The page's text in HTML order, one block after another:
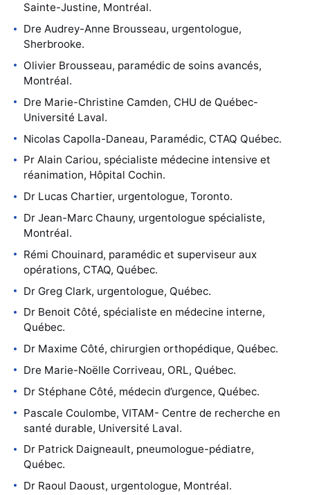
Sainte-Justine, Montréal.
Dre Audrey-Anne Brousseau, urgentologue,
Sherbrooke.
Olivier Brousseau, paramédic de soins avancés,
Montréal.
Dre Marie-Christine Camden, CHU de Québec-
Université Laval.
Nicolas Capolla-Daneau, Paramédic, CTAQ Québec.
Pr Alain Cariou, spécialiste médecine intensive et
réanimation, Hôpital Cochin.
Dr Lucas Chartier, urgentologue, Toronto.
Dr Jean-Marc Chauny, urgentologue spécialiste,
Montréal.
Rémi Chouinard, paramédic et superviseur aux
opérations, CTAQ, Québec.
Dr Greg Clark, urgentologue, Québec.
Dr Benoit Côté, spécialiste en médecine interne,
Québec.
Dr Maxime Côté, chirurgien orthopédique, Québec.
Dre Marie-Noëlle Corriveau, ORL, Québec.
Dr Stéphane Côté, médecin d’urgence, Québec.
Pascale Coulombe, VITAM- Centre de recherche en
santé durable, Université Laval.
Dr Patrick Daigneault, pneumologue-pédiatre,
Québec.
Dr Raoul Daoust, urgentologue, Montréal.